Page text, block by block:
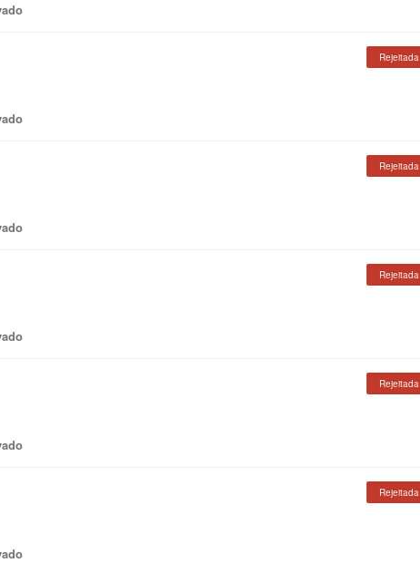
Rejeitada
Rejeitada
Rejeitada
Rejeitada
Rejeitada